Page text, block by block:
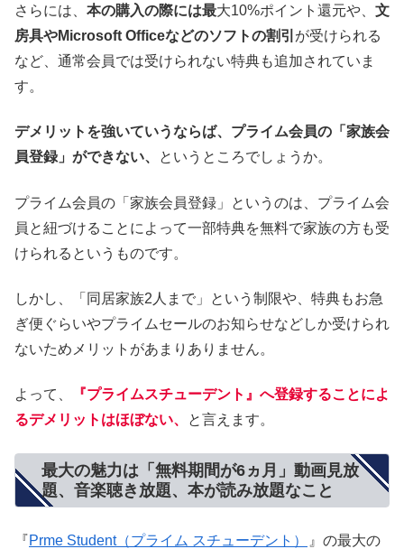
さらには、 本の購入の際には最大10%ポイント還元や、 文
房具やMicrosoft Officeなどのソフトの割引 が受けられる
など、通常会員では受けられない特典も追加されていま
す。
デメリットを強いていうならば、プライム会員の「家族会
員登録」ができない、
というところでしょうか。
プライム会員の「家族会員登録」というのは、プライム会
員と紐づけることによって一部特典を無料で家族の方も受
けられるというものです。
しかし、「同居家族2人まで」という制限や、特典もお急
ぎ便ぐらいやプライムセールのお知らせなどしか受けられ
ないためメリットがあまりありません。
よって、
『プライムスチューデント』へ登録することによ
るデメリットはほぼない、
と言えます。
最大の魅力は「無料期間が6ヵ月」動画見放
題、音楽聴き放題、本が読み放題なこと
『Prme Student（プライム スチューデント）
』の最大の